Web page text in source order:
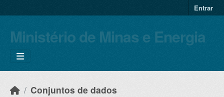
Entrar
Ministério de Minas e Energia
Conjuntos de dados